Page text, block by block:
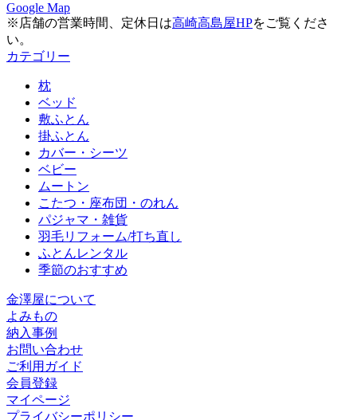
Google Map
※店舗の営業時間、定休日は高崎高島屋HPをご覧くださ
い。
カテゴリー
枕
ベッド
敷ふとん
掛ふとん
カバー・シーツ
ベビー
ムートン
こたつ・座布団・のれん
パジャマ・雑貨
羽毛リフォーム/打ち直し
ふとんレンタル
季節のおすすめ
金澤屋について
よみもの
納入事例
お問い合わせ
ご利用ガイド
会員登録
マイページ
プライバシーポリシー